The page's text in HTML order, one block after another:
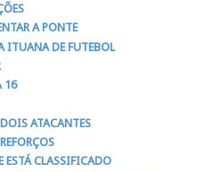
A PONTE
ITUANA DE FUTEBOL
16
ATACANTES
ESTÁ CLASSIFICADO